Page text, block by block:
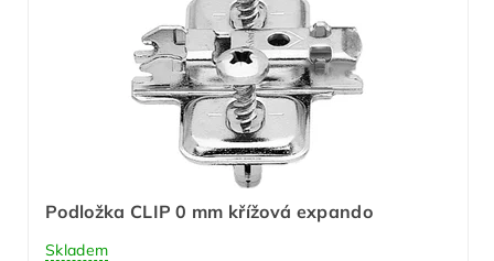
Podložka CLIP 0 mm křížová expando
Skladem